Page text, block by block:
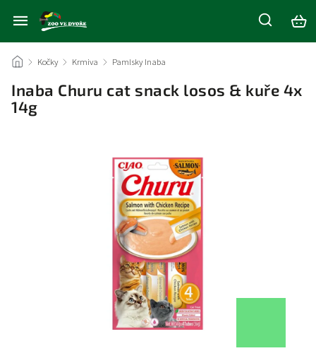
/ Kočky / Krmiva / Pamlsky Inaba
Inaba Churu cat snack losos & kuře 4x
14g